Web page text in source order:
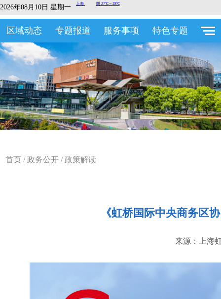
2026年08月10日 星期一
区域动态 专题报道 服务事项 特色专题
首页 /政务公开 /政策解读
《虹桥国际中央商务区
来源：上海